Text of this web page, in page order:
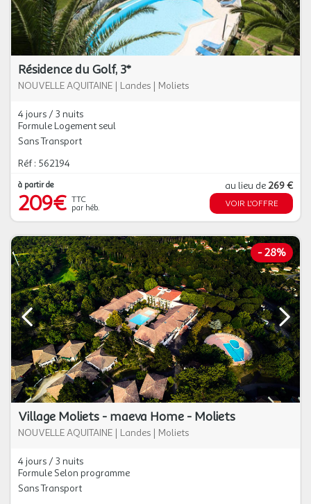
Résidence du Golf, 3*
NOUVELLE AQUITAINE | Landes | Moliets
4 jours / 3 nuits
Formule Logement seul
Sans Transport
Réf : 562194
à partir de
209€ TTC
par héb.
au lieu de 269 €
VOIR L'OFFRE
- 28%
Village Moliets - maeva Home - Moliets
NOUVELLE AQUITAINE | Landes | Moliets
4 jours / 3 nuits
Formule Selon programme
Sans Transport